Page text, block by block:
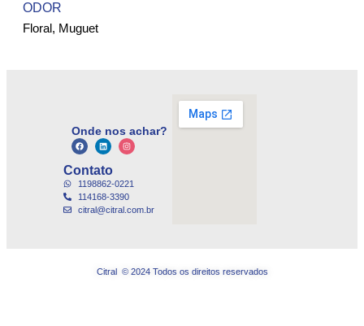
ODOR
Floral, Muguet
Onde nos achar?
Contato
1198862-0221
114168-3390
citral@citral.com.br
Citral © 2024 Todos os direitos reservados